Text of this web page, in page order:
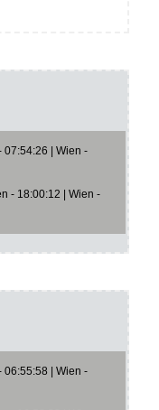
07:54:26 | Wien -
- 18:00:12 | Wien -
06:55:58 | Wien -